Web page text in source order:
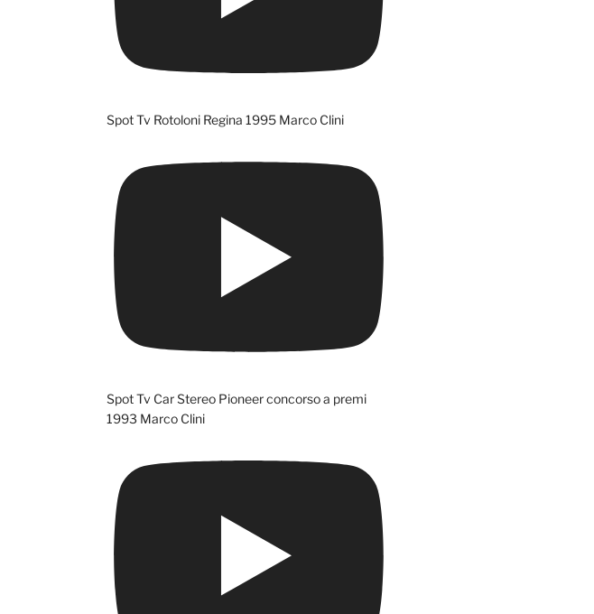
Spot Tv Rotoloni Regina 1995 Marco Clini
Spot Tv Car Stereo Pioneer concorso a premi
1993 Marco Clini